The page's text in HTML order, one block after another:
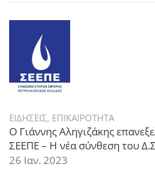
ΕΙΔΗΣΕΙΣ, ΕΠΙΚΑΙΡΟΤΗΤΑ
Ο Γιάννης Αληγιζάκης
ΣΕΕΠΕ – Η νέα σύνθεση του
26 Ιαν. 2023